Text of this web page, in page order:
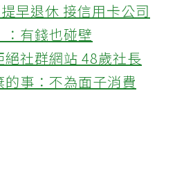
早退休 接信用卡公司
有錢也碰壁
社群網站 48歲社長
事：不為面子消費